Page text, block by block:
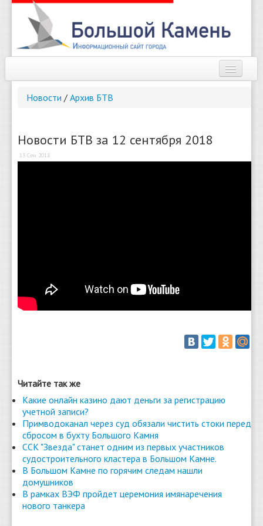
Справочник
Новости / Архив БТВ
Новости БТВ за 12 сентября 2018
13 Сен 2018
Читайте так же
Какие онлайн казино дают деньги за регистрацию
учетной записи?
Примводоканал через суд обязали чистить стоки перед
сбросом в бухту Большого Камня
ССК "Звезда" станет одним из первых участников
судостроительного кластера в Большом Камне.
В Большом Камне по горячим следам нашли
домушников
В рамках ВЭФ пройдет церемония имянаречения
нового танкера